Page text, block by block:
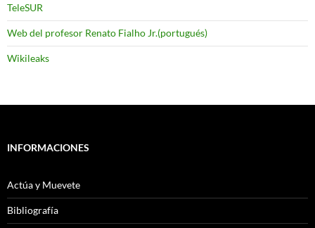
TeleSUR
Web del profesor Renato Fialho Jr.(portugués)
Wikileaks
INFORMACIONES
Actúa y Muevete
Bibliografía